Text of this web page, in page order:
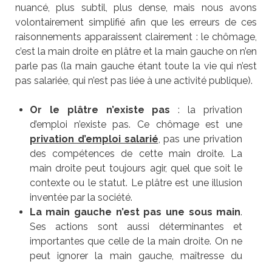
nuancé, plus subtil, plus dense, mais nous avons
volontairement simplifié afin que les erreurs de ces
raisonnements apparaissent clairement : le chômage,
c’est la main droite en plâtre et la main gauche on n’en
parle pas (la main gauche étant toute la vie qui n’est
pas salariée, qui n’est pas liée à une activité publique).
Or le plâtre n’existe pas : la privation
d’emploi n’existe pas. Ce chômage est une
privation d’emploi salarié, pas une privation
des compétences de cette main droite. La
main droite peut toujours agir, quel que soit le
contexte ou le statut. Le plâtre est une illusion
inventée par la société.
La main gauche n’est pas une sous main.
Ses actions sont aussi déterminantes et
importantes que celle de la main droite. On ne
peut ignorer la main gauche, maîtresse du